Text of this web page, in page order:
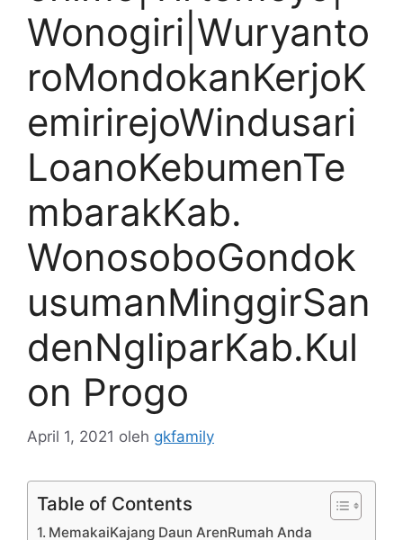
Wonogiri|Wuryanto
roMondokanKerjoK
emirirejoWindusari
LoanoKebumenTe
mbarakKab.
WonosoboGondok
usumanMinggirSan
denNgliparKab.Kul
on Progo
April 1, 2021 oleh gkfamily
Table of Contents
MemakaiKajang Daun ArenRumah Anda